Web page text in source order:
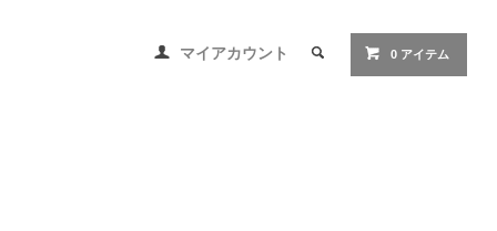
マイアカウント 0 アイテム